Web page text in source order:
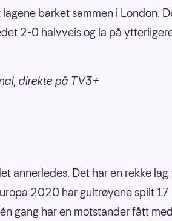
barket sammen i London.
2-0 halvveis og la på
direkte på TV3+
annerledes. Det har en rekke
2020 har gultrøyene spilt 17
gang har en motstander fått med